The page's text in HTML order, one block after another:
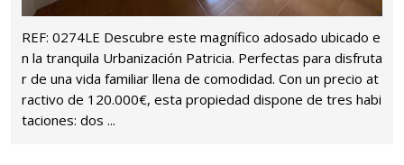
REF: 0274LE Descubre este magnífico adosado ubicado e
n la tranquila Urbanización Patricia. Perfectas para disfruta
r de una vida familiar llena de comodidad. Con un precio at
ractivo de 120.000€, esta propiedad dispone de tres habi
taciones: dos ...